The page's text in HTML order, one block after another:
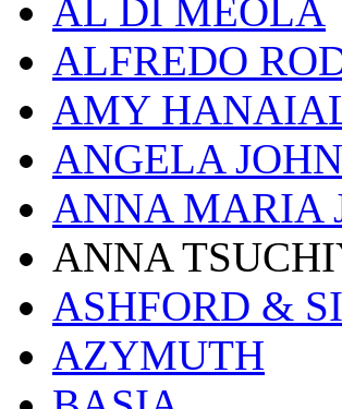
AL DI MEOLA
ALFREDO
AMY
ANGELA
ANNA MARIA
ANNA
ASHFORD &
AZYMUTH